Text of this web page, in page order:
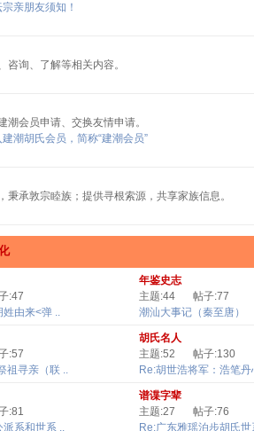
亲朋友须知！
咨询、了解等相关内容。
潮会员申请、交换友情申请。
潮胡氏会员，简称“建潮会员”
秉承敦宗睦族；提供寻根索源，共享家族信息。
:47
姓由来<弹 ..
年鉴史志
主题:44
帖子:77
潮汕大事记（秦至唐）
:57
祖寻亲（联 ..
胡氏名人
主题:52
帖子:130
Re:胡世浩将军：浩笔丹
:81
派系和世系 ..
谱谍字辈
主题:27
帖子:76
Re:广东雅瑶泊步胡氏世